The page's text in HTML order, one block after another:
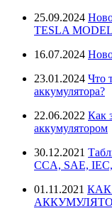
25.09.2024
TESLA
16.07.2024
23.01.2024 Что
аккумулятора?
22.06.2022 Как
аккумулятором
30.12.2021
CCA, SAE,
01.11.2021